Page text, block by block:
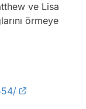
ve Lisa
örmeye